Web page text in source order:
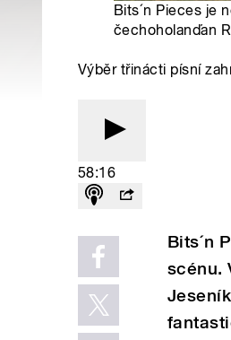
Bits´n Pieces je
čechoholanďan
Výběr třinácti písní
58:16
Bits´n
scénu.